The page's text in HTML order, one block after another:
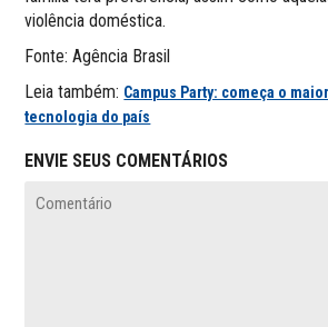
violência doméstica.
Fonte: Agência Brasil
Leia também: Campus Party: começa o
tecnologia do país
ENVIE SEUS COMENTÁRIOS